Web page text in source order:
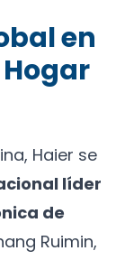
en
Haier se
líder
de
Ruimin,